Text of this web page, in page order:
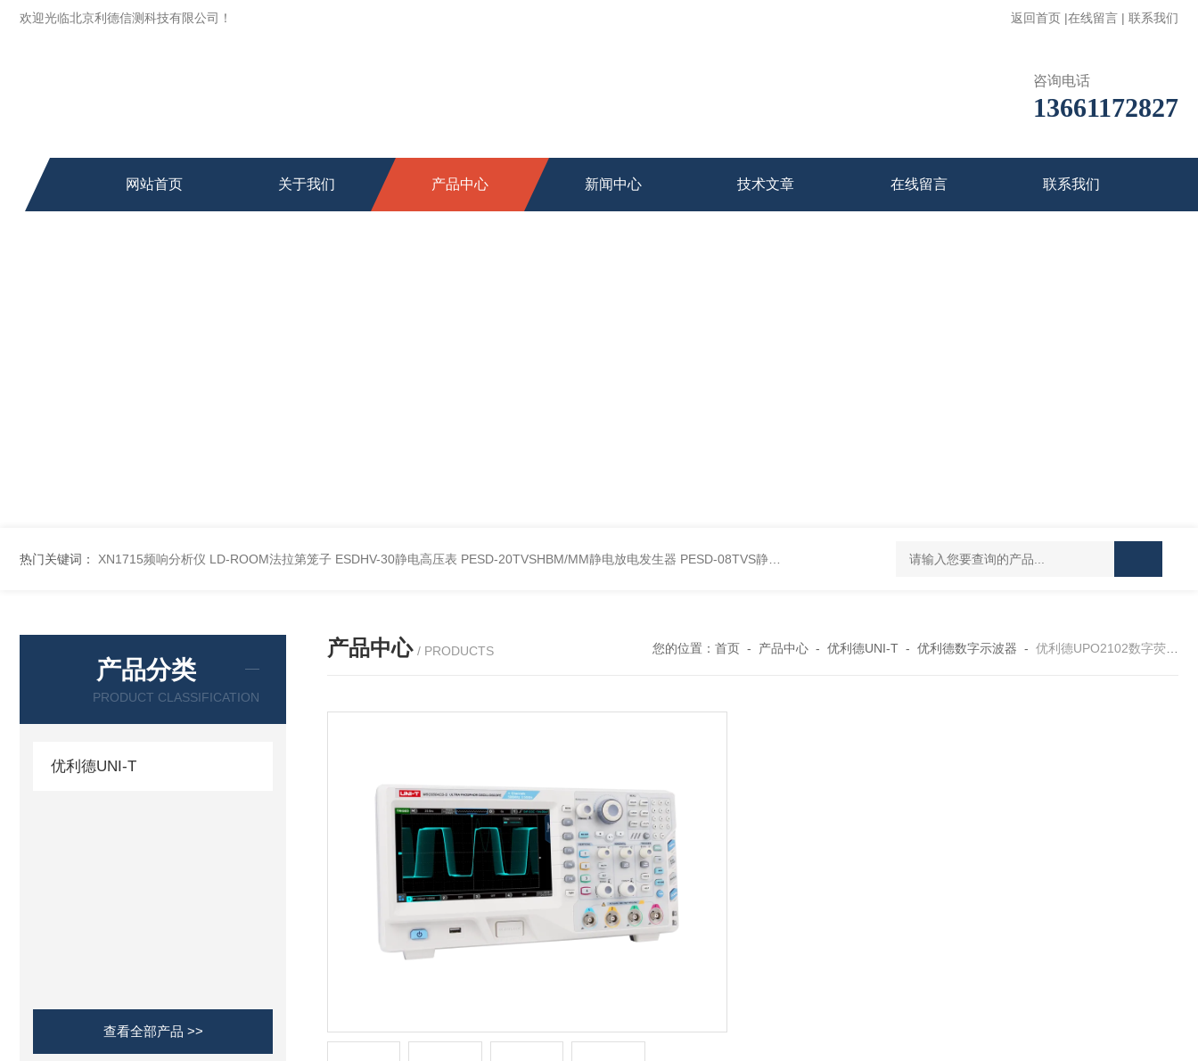
欢迎光临北京利德信测科技有限公司！ 返回首页 |在线留言 | 联系我们
咨询电话
13661172827
网站首页 关于我们 产品中心 新闻中心 技术文章 在线留言 联系我们
热门关键词： XN1715频响分析仪 LD-ROOM法拉第笼子 ESDHV-30静电高压表 PESD-20TVSHBM/MM静电放电发生器 PESD-08TVS静电放电发生器 PESD-30T1静电放电发生器 PESD-20T1静电放电发生器
产品分类
PRODUCT CLASSIFICATION
优利德UNI-T
查看全部产品 >>
产品中心 / PRODUCTS 您的位置： 首页- 产品中心- 优利德UNI-T- 优利德数字示波器 - 优利德UPO2102数字荧光示波器